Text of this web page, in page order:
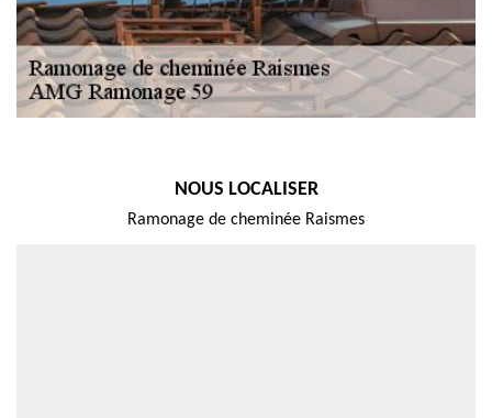
NOUS LOCALISER
Ramonage de cheminée Raismes